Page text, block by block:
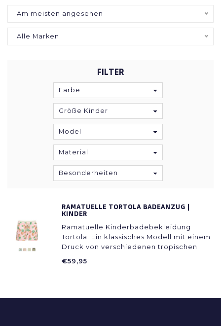
Am meisten angesehen
Alle Marken
FILTER
Farbe
Größe Kinder
Model
Material
Besonderheiten
RAMATUELLE TORTOLA BADEANZUG |
KINDER
Ramatuelle Kinderbadebekleidung
Tortola. Ein klassisches Modell mit einem
Druck von verschiedenen tropischen
€59,95